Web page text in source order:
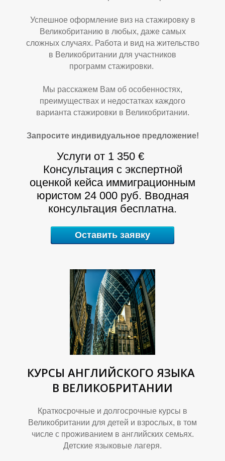
А
Н
И
З
Успешное оформление виз на стажировку в
Великобританию в любых, даже самых
сложных случаях. Работа и вид на жительство
в Великобритании для участников
программ стажировки.
Мы расскажем Вам об особенностях,
преимуществах и недостатках каждого
варианта стажировки в Великобритании.
Запросите индивидуальное предложение!
Услуги от 1 350 €
Консультация с экспертной
оценкой кейса иммиграционным
юристом 24 000 руб. Вводная
консультация бесплатна.
Оставить заявку
КУРСЫ АНГЛИЙСКОГО ЯЗЫКА
В ВЕЛИКОБРИТАНИИ
Краткосрочные и долгосрочные курсы в
Великобритании для детей и взрослых, в том
числе с проживанием в английских семьях.
Детские языковые лагеря.